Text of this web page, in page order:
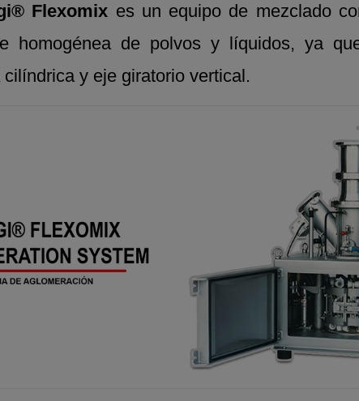
Flexomix es un equipo de mezclado
homogénea de polvos y líquidos, ya
y eje giratorio vertical.